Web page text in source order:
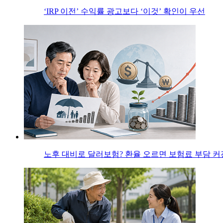
‘IRP 이전’ 수익률 광고보다 ‘이것’ 확인이 우선
노후 대비로 달러보험? 환율 오르면 보험료 부담 커